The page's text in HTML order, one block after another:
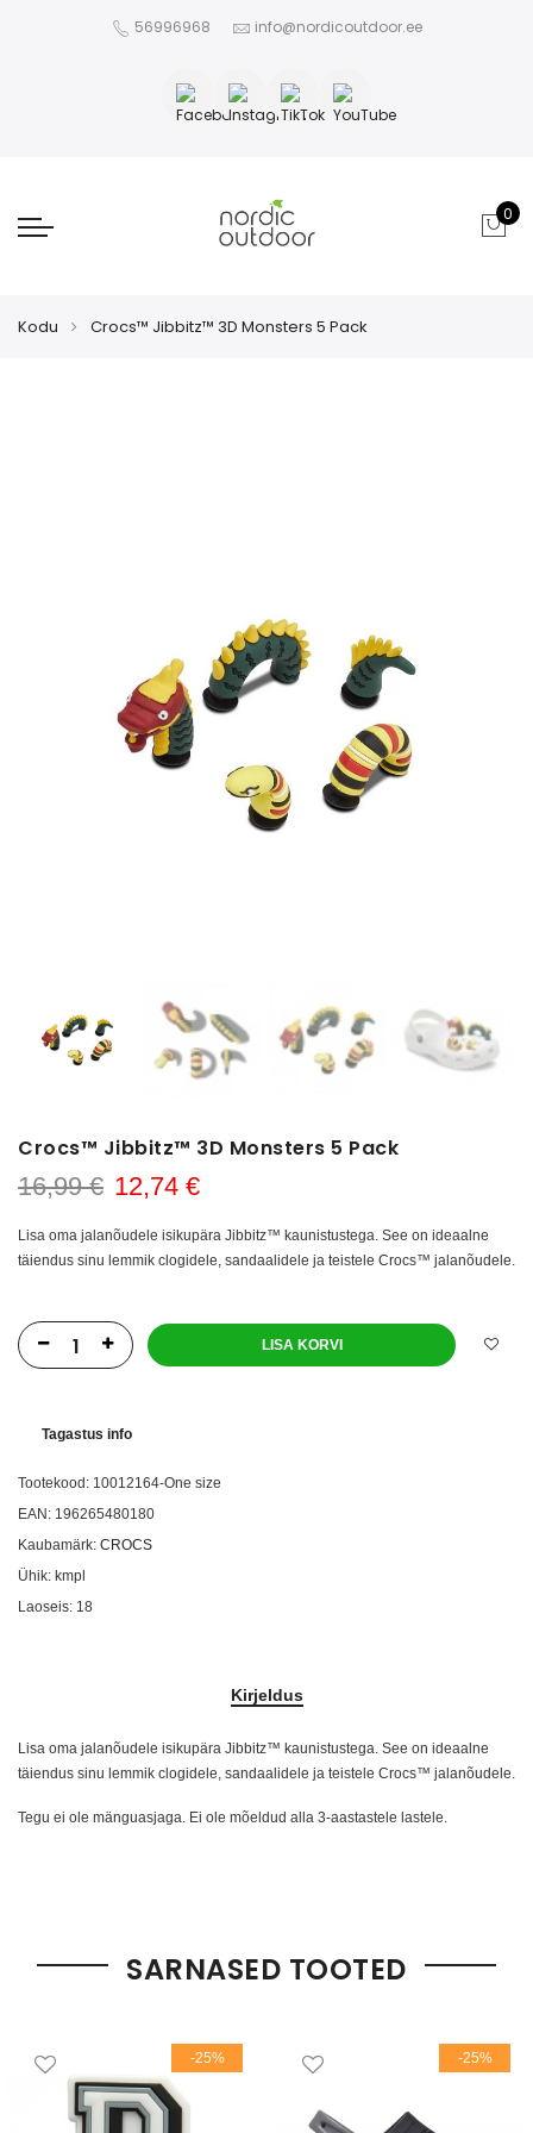
56996968 info@nordicoutdoor.ee
0
Kodu Crocs™ Jibbitz™ 3D Monsters 5 Pack
Crocs™ Jibbitz™ 3D Monsters 5 Pack
16,99 € 12,74 €
Lisa oma jalanõudele isikupära Jibbitz™ kaunistustega. See on ideaalne
täiendus sinu lemmik clogidele, sandaalidele ja teistele Crocs™ jalanõudele.
LISA KORVI
Tagastus info
Tootekood: 10012164-One size
EAN: 196265480180
Kaubamärk: CROCS
Ühik: kmpl
Laoseis: 18
Kirjeldus
Lisa oma jalanõudele isikupära Jibbitz™ kaunistustega. See on ideaalne
täiendus sinu lemmik clogidele, sandaalidele ja teistele Crocs™ jalanõudele.
Tegu ei ole mänguasjaga. Ei ole mõeldud alla 3-aastastele lastele.
SARNASED TOOTED
-25% -25%